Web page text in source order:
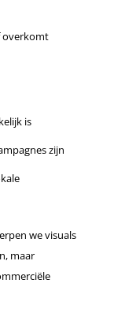
overkomt
is
zijn
we visuals
maar